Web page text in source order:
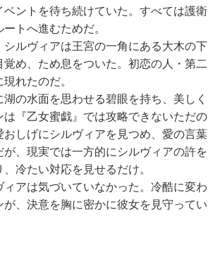
ベントを待ち続けていた。すべては護衛
トへ進むためだ。
ルヴィアは王宮の一角にある大木の下
覚め、ため息をついた。初恋の人・第二
れたのだ。
の水面を思わせる碧眼を持ち、美しく
は『乙女蜜戯』では攻略できないただの
おしげにシルヴィアを見つめ、愛の言葉
が、現実では一方的にシルヴィアの許を
冷たい対応を見せるだけ。
アは気づいていなかった。冷酷に変わ
が、決意を胸に密かに彼女を見守ってい